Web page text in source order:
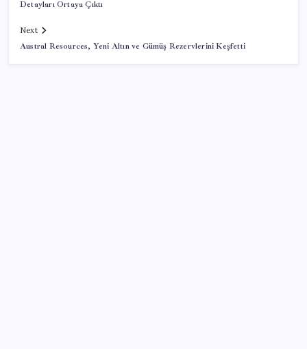
Detayları Ortaya Çıktı
Next
Austral Resources, Yeni Altın ve Gümüş Rezervlerini Keşfetti